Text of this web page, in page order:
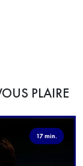
PLAIRE
17 min.